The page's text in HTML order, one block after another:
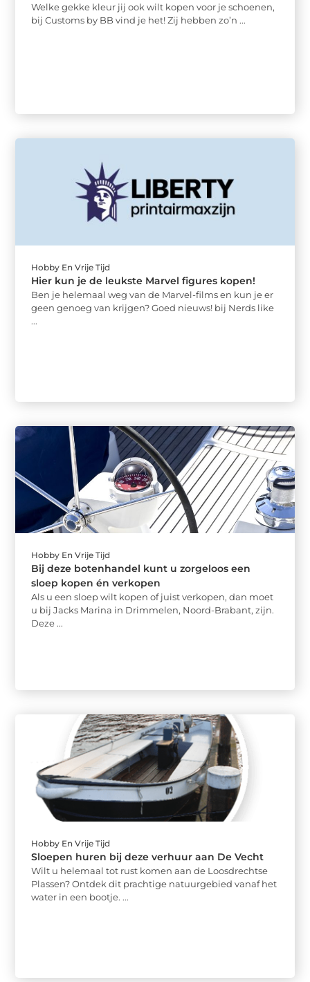
Welke gekke kleur jij ook wilt kopen voor je schoenen,
bij Customs by BB vind je het! Zij hebben zo’n ...
Hobby En Vrije Tijd
Hier kun je de leukste Marvel figures kopen!
Ben je helemaal weg van de Marvel-films en kun je er
geen genoeg van krijgen? Goed nieuws! bij Nerds like
...
Hobby En Vrije Tijd
Bij deze botenhandel kunt u zorgeloos een
sloep kopen én verkopen
Als u een sloep wilt kopen of juist verkopen, dan moet
u bij Jacks Marina in Drimmelen, Noord-Brabant, zijn.
Deze ...
Hobby En Vrije Tijd
Sloepen huren bij deze verhuur aan De Vecht
Wilt u helemaal tot rust komen aan de Loosdrechtse
Plassen? Ontdek dit prachtige natuurgebied vanaf het
water in een bootje. ...